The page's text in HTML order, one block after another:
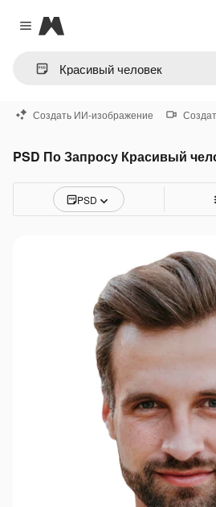
Close menu
Magnific
Создать ИИ-изображение
PSD По Запросу Красивый
PSD